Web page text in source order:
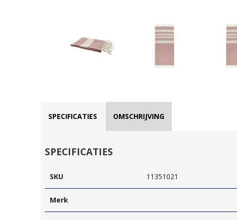
SPECIFICATIES OMSCHRIJVING
SPECIFICATIES
SKU 11351021
Merk